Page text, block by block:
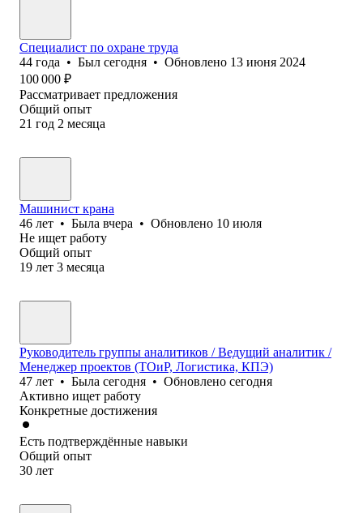
Специалист по охране труда
44 года • Был сегодня • Обновлено 13 июня 2024
100 000 ₽
Рассматривает предложения
Общий опыт
21 год 2 месяца
Машинист крана
46 лет • Была вчера • Обновлено 10 июля
Не ищет работу
Общий опыт
19 лет 3 месяца
Руководитель группы аналитиков / Ведущий аналитик /
Менеджер проектов (ТОиР, Логистика, КПЭ)
47 лет • Была сегодня • Обновлено сегодня
Активно ищет работу
Конкретные достижения
Есть подтверждённые навыки
Общий опыт
30 лет